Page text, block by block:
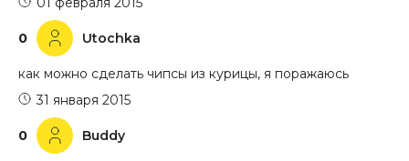
0 Utochka
как можно сделать чипсы из курицы, я поражаюсь
0 Buddy
31 января 2015